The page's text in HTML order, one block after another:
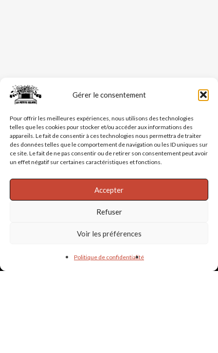
Gérer le consentement
Pour offrir les meilleures expériences, nous utilisons des technologies
telles que les cookies pour stocker et/ou accéder aux informations des
appareils. Le fait de consentir à ces technologies nous permettra de traiter
des données telles que le comportement de navigation ou les ID uniques sur
ce site. Le fait de ne pas consentir ou de retirer son consentement peut avoir
un effet négatif sur certaines caractéristiques et fonctions.
Accepter
Refuser
Voir les préférences
Politique de confidentialité